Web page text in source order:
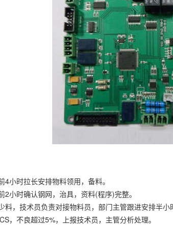
4小时拉长安排物料领用，备料。
2小时确认钢网，治具，资料(程序)完整。
料，技术员负责对接物料员，部门主管跟进安排半小
，不良超过5%，上报技术员，主管分析处理。